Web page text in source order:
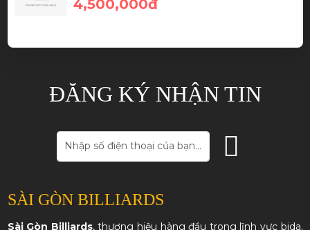
4,500,000đ
ĐĂNG KÝ NHẬN TIN
SÀI GÒN BILLIARDS
Sài Gòn Billiards, thương hiệu hàng đầu trong lĩnh vực bida.